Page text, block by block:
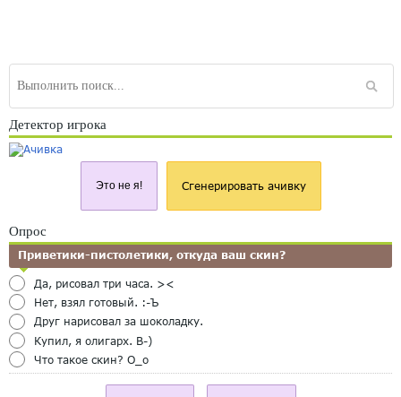
Детектор игрока
Это не я! Сгенерировать ачивку
Опрос
Приветики-пистолетики, откуда ваш скин?
Да, рисовал три часа. ><
Нет, взял готовый. :-Ъ
Друг нарисовал за шоколадку.
Купил, я олигарх. B-)
Что такое скин? O_o